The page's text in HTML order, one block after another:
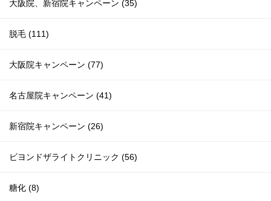
大阪院、新宿院キャンペーン (35)
脱毛 (111)
大阪院キャンペーン (77)
名古屋院キャンペーン (41)
新宿院キャンペーン (26)
ビヨンドザライトクリニック (56)
糖化 (8)